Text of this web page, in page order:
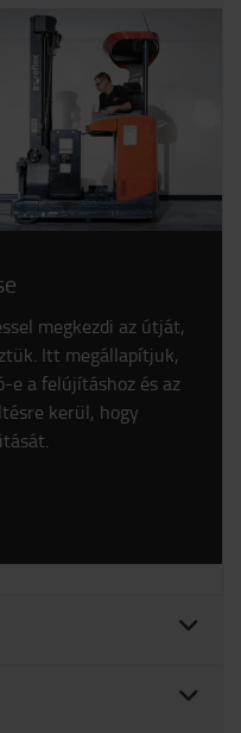
megkezdi az útját,
Itt megállapítjuk,
e a felújításhoz és az
kerül, hogy